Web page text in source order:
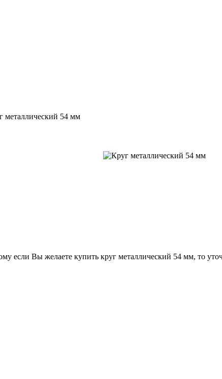
металлический 54 мм
если Вы желаете купить круг металлический 54 мм, то